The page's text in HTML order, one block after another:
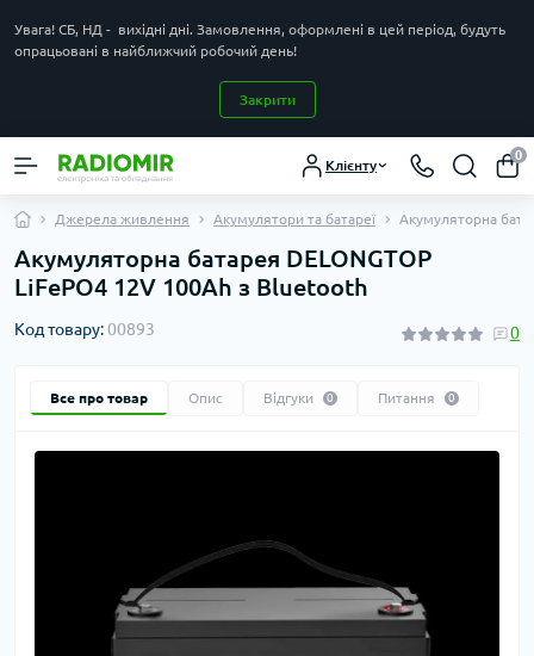
Увага! СБ, НД - вихідні дні. Замовлення, оформлені в цей період, будуть
опрацьовані в найближчий робочий день!
Закрити
Клієнту
0
Джерела живлення Акумулятори та батареї Акумуляторна
Акумуляторна батарея DELONGTOP
LiFePO4 12V 100Ah з Bluetooth
Код товару:00893 0
Все про товар Опис Відгуки 0 Питання 0